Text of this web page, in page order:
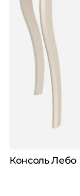
Консоль Лебо